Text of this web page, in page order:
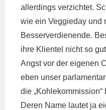
allerdings verzichtet.
wie ein Veggieday und
Besserverdienende.
ihre Klientel nicht so
Angst vor der eigenen
eben unser
die „Kohlekommission“
Deren Name lautet ja